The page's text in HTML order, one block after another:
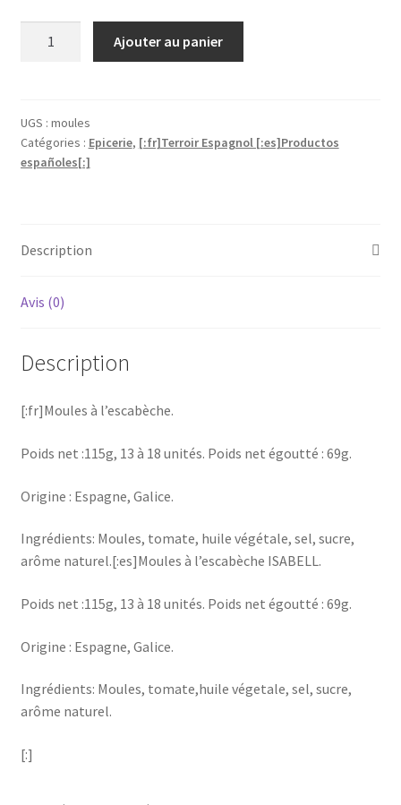
l'escabèche
(3.70€/U)
[:es]Moules
[:]
Ajouter au panier
UGS : moules
Catégories : Epicerie, [:fr]Terroir Espagnol [:es]Productos
españoles[:]
Description
Avis (0)
Description
[:fr]Moules à l’escabèche.
Poids net :115g, 13 à 18 unités. Poids net égoutté : 69g.
Origine : Espagne, Galice.
Ingrédients: Moules, tomate, huile végétale, sel, sucre,
arôme naturel.[:es]Moules à l’escabèche ISABELL.
Poids net :115g, 13 à 18 unités. Poids net égoutté : 69g.
Origine : Espagne, Galice.
Ingrédients: Moules, tomate,huile végetale, sel, sucre,
arôme naturel.
[:]